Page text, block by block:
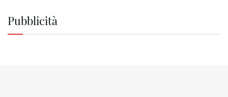
Pubblicità